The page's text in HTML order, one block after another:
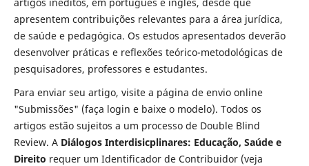
apresentem contribuições relevantes para a área jurídica,
de saúde e pedagógica. Os estudos apresentados deverão
desenvolver práticas e reflexões teórico-metodológicas de
pesquisadores, professores e estudantes.
Para enviar seu artigo, visite a página de envio online
"Submissões" (faça login e baixe o modelo). Todos os
artigos estão sujeitos a um processo de Double Blind
Review. A Diálogos Interdisicplinares: Educação, Saúde e
Direito requer um Identificador de Contribuidor (veja